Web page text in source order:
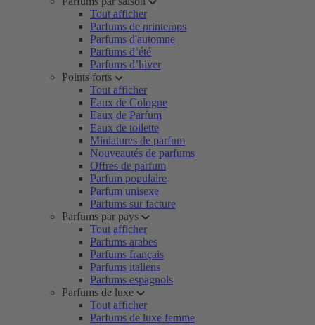
Tout afficher
Parfums de printemps
Parfums d'automne
Parfums d’été
Parfums d’hiver
Points forts
Tout afficher
Eaux de Cologne
Eaux de Parfum
Eaux de toilette
Miniatures de parfum
Nouveautés de parfums
Offres de parfum
Parfum populaire
Parfum unisexe
Parfums sur facture
Parfums par pays
Tout afficher
Parfums arabes
Parfums français
Parfums italiens
Parfums espagnols
Parfums de luxe
Tout afficher
Parfums de luxe femme